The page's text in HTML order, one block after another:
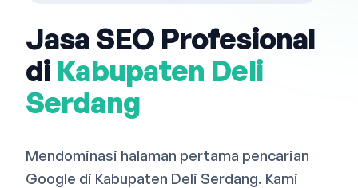
Jasa SEO Profesional
di Kabupaten Deli
Serdang
Mendominasi halaman pertama pencarian
Google di Kabupaten Deli Serdang. Kami